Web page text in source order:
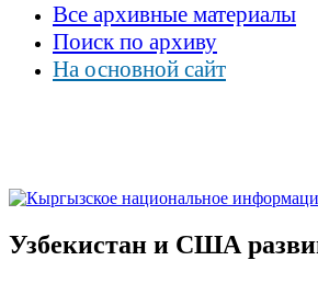
Все архивные материалы
Поиск по архиву
На основной сайт
Узбекистан и США